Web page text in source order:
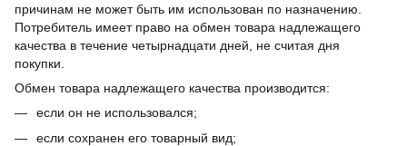
причинам не может быть им использован по назначению.
Потребитель имеет право на обмен товара надлежащего
качества в течение четырнадцати дней, не считая дня
покупки.
Обмен товара надлежащего качества производится:
если он не использовался;
если сохранен его товарный вид;